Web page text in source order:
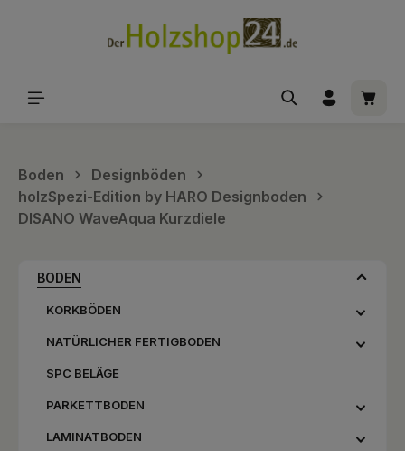
Boden
Designböden
holzSpezi-Edition by HARO Designboden
DISANO WaveAqua Kurzdiele
BODEN
KORKBÖDEN
NATÜRLICHER FERTIGBODEN
SPC BELÄGE
PARKETTBODEN
LAMINATBODEN